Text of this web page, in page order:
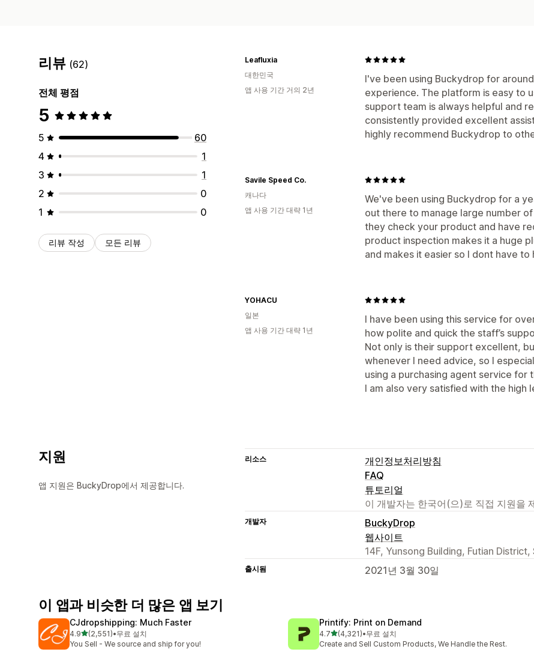
리뷰 (62)
전체 평점
5
5
60
4
1
3
1
2
0
1
0
리뷰 작성 모든 리뷰
I've been using Buckydrop for
experience. The platform is easy to
support team is always helpful and
consistently provided excellent
highly recommend Buckydrop to
Leafluxia
대한민국
앱 사용 기간 거의 2년
We've been using Buckydrop for a
out there to manage large number
they check your product and have
product inspection makes it a huge
and makes it easier so I dont have
Savile Speed Co.
캐나다
앱 사용 기간 대략 1년
I have been using this service for
how polite and quick the staff’s
Not only is their support excellent,
whenever I need advice, so I
using a purchasing agent service for
I am also very satisfied with the high
YOHACU
일본
앱 사용 기간 대략 1년
지원
앱 지원은 BuckyDrop에서 제공합니다.
리소스
개인정보처리방침
FAQ
튜토리얼
이 개발자는 한국어(으)로 직접 지원을
개발자
BuckyDrop
웹사이트
14F, Yunsong Building, Futian District,
출시됨 2021년 3월 30일
이 앱과 비슷한 더 많은 앱 보기
CJdropshipping: Much Faster
4.9별 5개 중
(2,551)
총 리뷰 2551개
•무료 설치
You Sell - We source and ship for you!
Printify: Print on Demand
4.7별 5개 중
(4,321)
총 리뷰 4321개
•무료 설치
Create and Sell Custom Products, We Handle the Rest.